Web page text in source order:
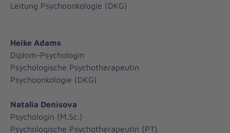
Leitung Psychoonkologie (DKG)
Heike Adams
Diplom-Psychologin
Psychologische Psychotherapeutin
Psychoonkologie (DKG)
Natalia Denisova
Psychologin (M.Sc.)
Psychologische Psychotherapeutin (PT)